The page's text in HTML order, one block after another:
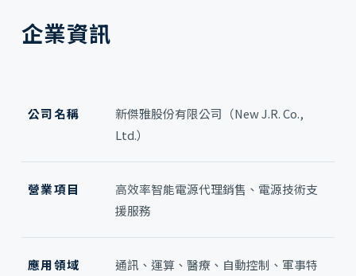
企業資訊
公司名稱
新傑雅股份有限公司（New J.R. Co.,
Ltd.）
營業項目
高效率智能電源代理銷售、電源技術支
援服務
應用領域
通訊、運算、醫療、自動控制、軍事特